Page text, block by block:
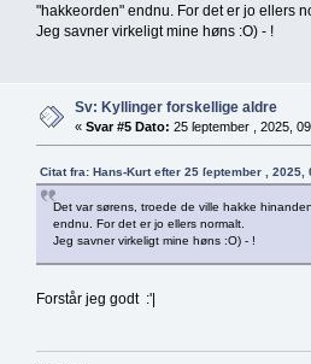
"hakkeorden" endnu. For det er jo ellers
Jeg savner virkeligt mine høns :O) - !
Sv: Kyllinger forskellige aldre
« Svar #5 Dato: 25 ſeptember , 2025,
Citat fra: Hans-Kurt efter 25 ſeptember , 2025,
Det var sørens, troede de ville hakke
endnu. For det er jo ellers normalt.
Jeg savner virkeligt mine høns :O) - !
Forstår jeg godt :'|